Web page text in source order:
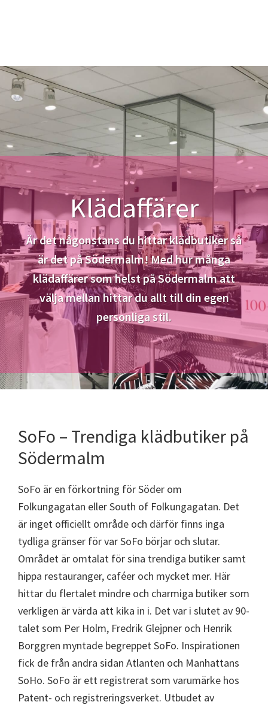
Klädaffärer
Är det någonstans du hittar klädbutiker så
är det på Södermalm! Med hur många
klädaffärer som helst på Södermalm att
välja mellan hittar du allt till din egen
personliga stil.
SoFo – Trendiga klädbutiker på
Södermalm
SoFo är en förkortning för Söder om
Folkungagatan eller South of Folkungagatan. Det
är inget officiellt område och därför finns inga
tydliga gränser för var SoFo börjar och slutar.
Området är omtalat för sina trendiga butiker samt
hippa restauranger, caféer och mycket mer. Här
hittar du flertalet mindre och charmiga butiker som
verkligen är värda att kika in i. Det var i slutet av 90-
talet som Per Holm, Fredrik Glejpner och Henrik
Borggren myntade begreppet SoFo. Inspirationen
fick de från andra sidan Atlanten och Manhattans
SoHo. SoFo är ett registrerat som varumärke hos
Patent- och registreringsverket. Utbudet av